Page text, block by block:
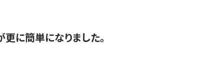
に簡単になりました。